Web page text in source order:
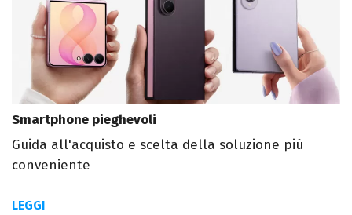
Smartphone pieghevoli
Guida all'acquisto e scelta della soluzione più
conveniente
LEGGI